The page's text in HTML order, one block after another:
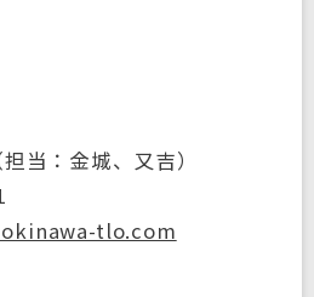
当：金城、又吉）
tlo.com